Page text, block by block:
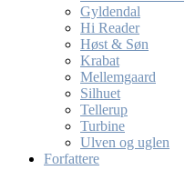
Gyldendal
Hi Reader
Høst & Søn
Krabat
Mellemgaard
Silhuet
Tellerup
Turbine
Ulven og uglen
Forfattere